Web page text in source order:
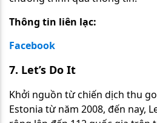
Thông tin liên lạc:
Facebook
7. Let’s Do It
Khởi nguồn từ chiến dịch thu
Estonia từ năm 2008, đến nay,